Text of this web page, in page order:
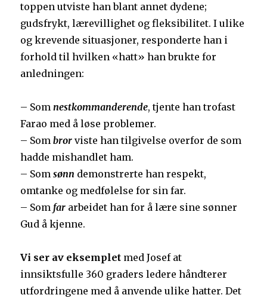
toppen utviste han blant annet dydene;
gudsfrykt, lærevillighet og fleksibilitet. I ulike
og krevende situasjoner, responderte han i
forhold til hvilken «hatt» han brukte for
anledningen:
– Somnestkommanderende, tjente han trofast
Farao med å løse problemer.
– Sombror viste han tilgivelse overfor de som
hadde mishandlet ham.
– Somsønn demonstrerte han respekt,
omtanke og medfølelse for sin far.
– Som far arbeidet han for å lære sine sønner
Gud å kjenne.
Vi ser av eksemplet med Josef at
innsiktsfulle 360 graders ledere håndterer
utfordringene med å anvende ulike hatter. Det